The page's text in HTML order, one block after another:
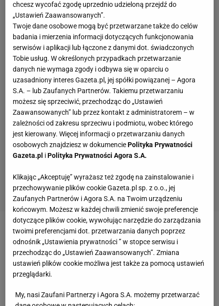
Zobacz wideoFormuła 1 straci setki milionów! Nie
będzie wyścigów na Bliskim Wschodzie
50-latek ma jednak też ciemną stronę. W 2009 roku
wybuchł skandal związany z niewiernością Woodsa.
chcesz wycofać zgodę uprzednio udzieloną przejdź do
„Ustawień Zaawansowanych”.
Twoje dane osobowe mogą być przetwarzane także do celów
badania i mierzenia informacji dotyczących funkcjonowania
serwisów i aplikacji lub łączone z danymi dot. świadczonych
Tobie usług. W określonych przypadkach przetwarzanie
danych nie wymaga zgody i odbywa się w oparciu o
uzasadniony interes Gazeta.pl, jej spółki powiązanej – Agora
S.A. – lub Zaufanych Partnerów. Takiemu przetwarzaniu
możesz się sprzeciwić, przechodząc do „Ustawień
Zaawansowanych” lub przez kontakt z administratorem – w
zależności od zakresu sprzeciwu i podmiotu, wobec którego
jest kierowany. Więcej informacji o przetwarzaniu danych
osobowych znajdziesz w dokumenciePolityka Prywatności
Gazeta.pl iPolityka Prywatności Agora S.A.
Klikając „Akceptuję” wyrażasz też zgodę na zainstalowanie i
przechowywanie plików cookie Gazeta.pl sp. z o.o., jej
Zaufanych Partnerów i Agora S.A. na Twoim urządzeniu
końcowym. Możesz w każdej chwili zmienić swoje preferencje
dotyczące plików cookie, wywołując narzędzie do zarządzania
twoimi preferencjami dot. przetwarzania danych poprzez
odnośnik „Ustawienia prywatności ” w stopce serwisu i
przechodząc do „Ustawień Zaawansowanych”. Zmiana
ustawień plików cookie możliwa jest także za pomocą ustawień
przeglądarki.
My, nasi Zaufani Partnerzy i Agora S.A. możemy przetwarzać